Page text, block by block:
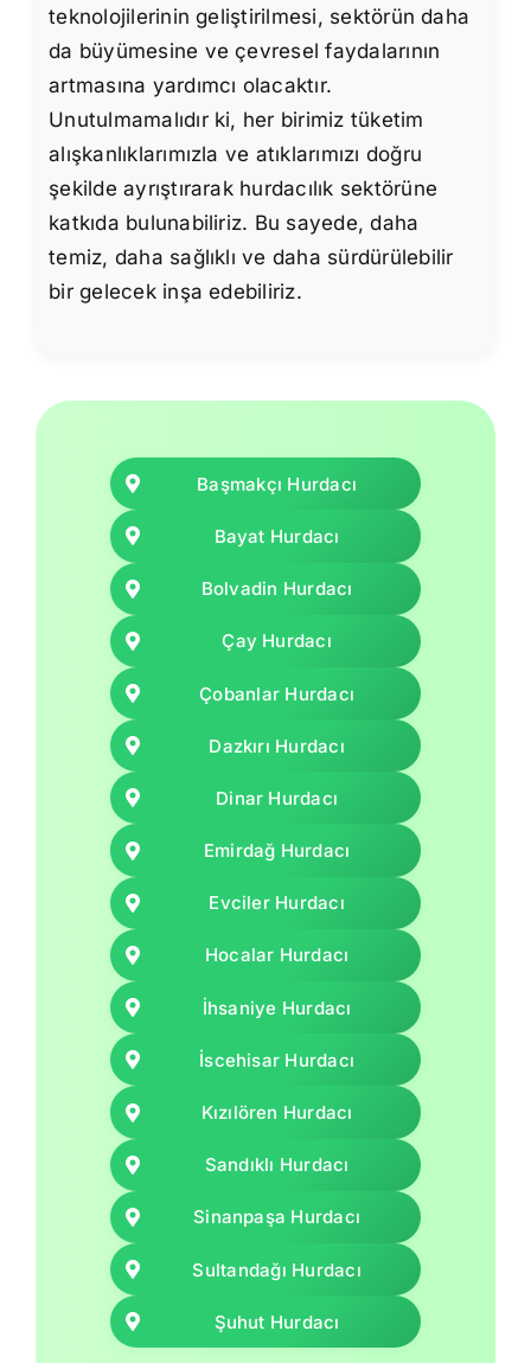
teknolojilerinin geliştirilmesi, sektörün daha
da büyümesine ve çevresel faydalarının
artmasına yardımcı olacaktır.
Unutulmamalıdır ki, her birimiz tüketim
alışkanlıklarımızla ve atıklarımızı doğru
şekilde ayrıştırarak hurdacılık sektörüne
katkıda bulunabiliriz. Bu sayede, daha
temiz, daha sağlıklı ve daha sürdürülebilir
bir gelecek inşa edebiliriz.
Başmakçı Hurdacı
Bayat Hurdacı
Bolvadin Hurdacı
Çay Hurdacı
Çobanlar Hurdacı
Dazkırı Hurdacı
Dinar Hurdacı
Emirdağ Hurdacı
Evciler Hurdacı
Hocalar Hurdacı
İhsaniye Hurdacı
İscehisar Hurdacı
Kızılören Hurdacı
Sandıklı Hurdacı
Sinanpaşa Hurdacı
Sultandağı Hurdacı
Şuhut Hurdacı